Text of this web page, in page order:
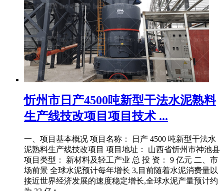
忻州市日产4500吨新型干法水泥熟料
生产线技改项目项目技术 ...
一、项目基本概况 项目名称： 日产 4500 吨新型干法水
泥熟料生产线技改项目 项目地址： 山西省忻州市神池县
项目类型： 新材料及轻工产业 总 投 资： 9 亿元 二、市
场前景 全球水泥预计每年增长 3,目前随着水泥消费量以
接近世界经济发展的速度稳定增长,全球水泥产量预计约